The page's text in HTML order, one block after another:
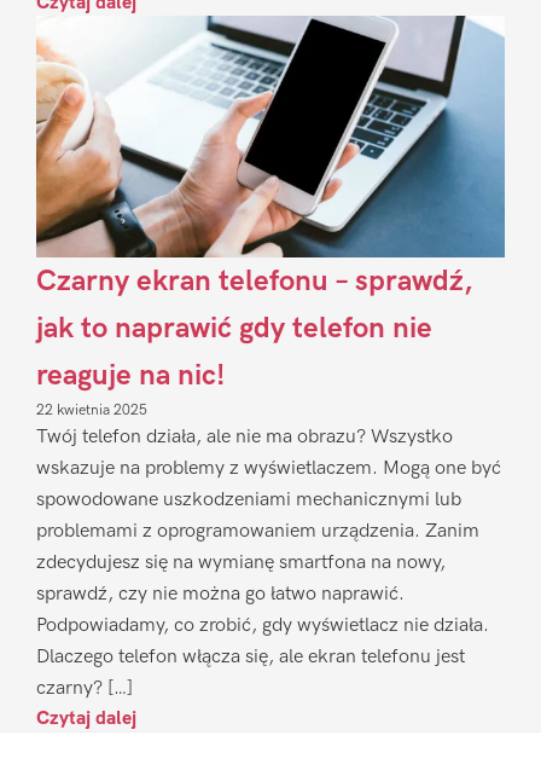
Czarny ekran telefonu – sprawdź,
jak to naprawić gdy telefon nie
reaguje na nic!
22 kwietnia 2025
Twój telefon działa, ale nie ma obrazu? Wszystko
wskazuje na problemy z wyświetlaczem. Mogą one być
spowodowane uszkodzeniami mechanicznymi lub
problemami z oprogramowaniem urządzenia. Zanim
zdecydujesz się na wymianę smartfona na nowy,
sprawdź, czy nie można go łatwo naprawić.
Podpowiadamy, co zrobić, gdy wyświetlacz nie działa.
Dlaczego telefon włącza się, ale ekran telefonu jest
czarny? […]
Czytaj dalej